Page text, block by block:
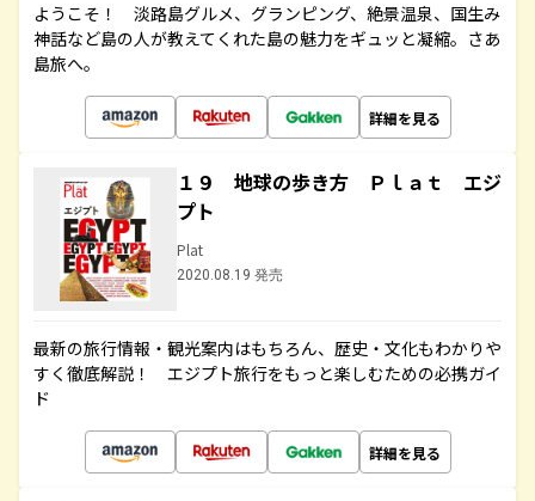
ようこそ！ 淡路島グルメ、グランピング、絶景温泉、国生み
神話など島の人が教えてくれた島の魅力をギュッと凝縮。さあ
島旅へ。
詳細を見る
１９ 地球の歩き方 Ｐｌａｔ エジ
プト
Plat
2020.08.19 発売
最新の旅行情報・観光案内はもちろん、歴史・文化もわかりや
すく徹底解説！ エジプト旅行をもっと楽しむための必携ガイ
ド
詳細を見る